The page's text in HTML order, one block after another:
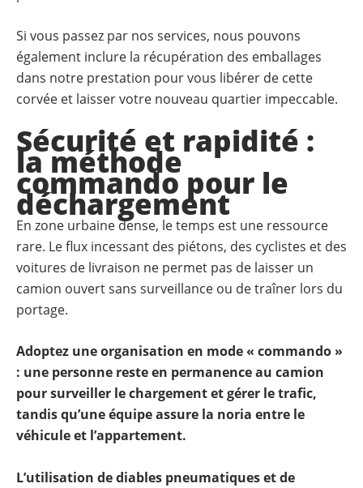
Si vous passez par nos services, nous pouvons
également inclure la récupération des emballages
dans notre prestation pour vous libérer de cette
corvée et laisser votre nouveau quartier impeccable.
Sécurité et rapidité :
la méthode
commando pour le
déchargement
En zone urbaine dense, le temps est une ressource
rare. Le flux incessant des piétons, des cyclistes et des
voitures de livraison ne permet pas de laisser un
camion ouvert sans surveillance ou de traîner lors du
portage.
Adoptez une organisation en mode « commando »
: une personne reste en permanence au camion
pour surveiller le chargement et gérer le trafic,
tandis qu’une équipe assure la noria entre le
véhicule et l’appartement.
L’utilisation de diables pneumatiques et de